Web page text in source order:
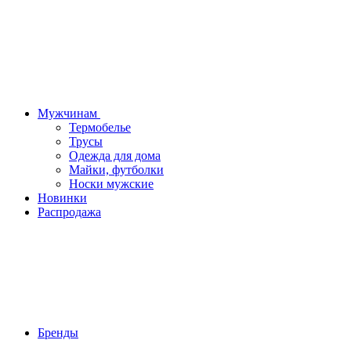
Мужчинам
Термобелье
Трусы
Одежда для дома
Майки, футболки
Носки мужские
Новинки
Распродажа
Бренды